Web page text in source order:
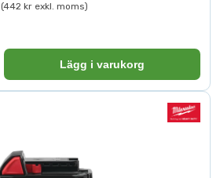
(442 kr exkl. moms)
Lägg i varukorg